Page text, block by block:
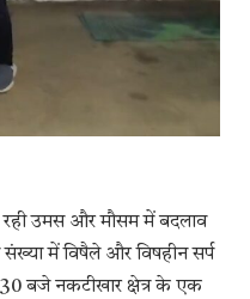
रही उमस और मौसम में बदलाव
संख्या में विषैले और विषहीन सर्प
बजे नकटीखार क्षेत्र के एक